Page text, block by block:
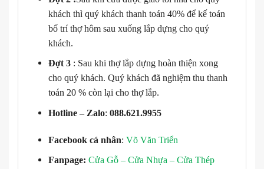
khách thì quý khách thanh toán 40% để kế toán
bố trí thợ hôm sau xuống lắp dựng cho quý
khách.
Đợt 3: Sau khi thợ lắp dựng hoàn thiện xong
cho quý khách. Quý khách đã nghiệm thu thanh
toán 20 % còn lại cho thợ lắp.
Hotline – Zalo: 088.621.9955
Facebook cá nhân: Võ Văn Triển
Fanpage: Cửa Gỗ – Cửa Nhựa – Cửa Thép